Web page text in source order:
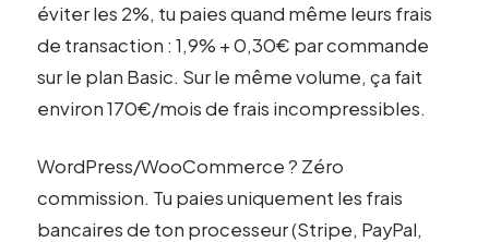
éviter les 2%, tu paies quand même leurs frais
de transaction : 1,9% + 0,30€ par commande
sur le plan Basic. Sur le même volume, ça fait
environ 170€/mois de frais incompressibles.
WordPress/WooCommerce ? Zéro
commission. Tu paies uniquement les frais
bancaires de ton processeur (Stripe, PayPal,